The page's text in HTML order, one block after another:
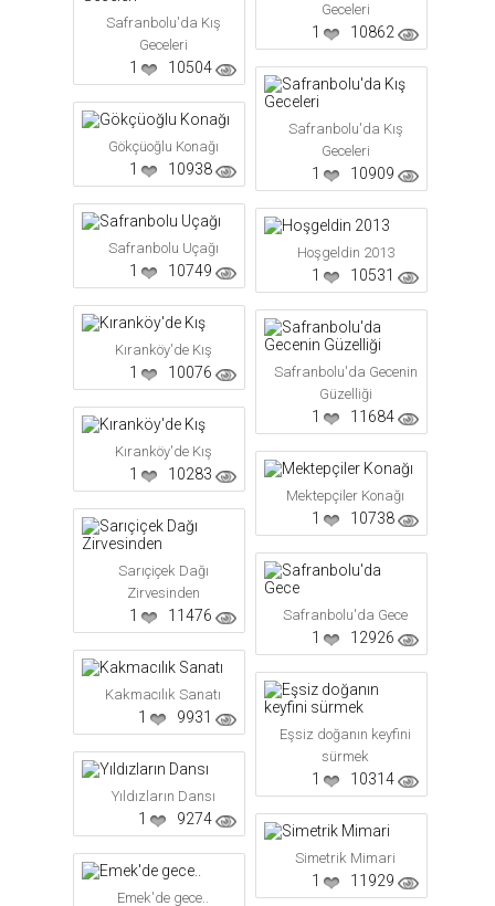
Geceleri
10862
1
Safranbolu'da Kış
Geceleri
10504
1
Safranbolu'da Kış
Geceleri
10909
1
Gökçüoğlu Konağı
10938
1
Safranbolu Uçağı
10749
1
Hoşgeldin 2013
10531
1
Kıranköy'de Kış
10076
1
Safranbolu'da Gecenin
Güzelliği
11684
1
Kıranköy'de Kış
10283
1
Mektepçiler Konağı
10738
1
Sarıçiçek Dağı
Zirvesinden
11476
1 Safranbolu'da Gece
12926
1
Kakmacılık Sanatı
9931
1
Eşsiz doğanın keyfini
sürmek
10314
1
Yıldızların Dansı
9274
1
Simetrik Mimari
11929
1
Emek'de gece..